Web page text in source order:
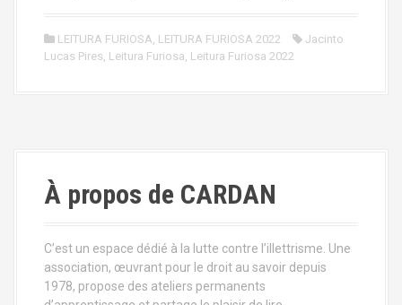
LEITURA FURIOSA, LEITURA FURIOSA 2022
Jacinto
Lucas Pires, Leitura Furiosa, Leitura Furiosa 2022
À propos de CARDAN
C’est un espace dédié à la lutte contre l’illettrisme. Une
association, œuvrant pour le droit au savoir depuis
1978, propose des ateliers permanents